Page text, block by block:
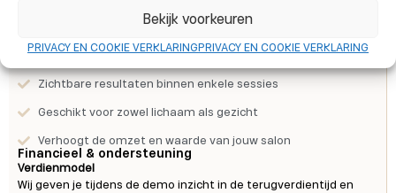
Bekijk voorkeuren
PRIVACY EN COOKIE VERKLARINGPRIVACY EN COOKIE VERKLARING
Waarom kiezen voor MBT Shape & CoolWave?
Geschikt voor meerdere resultaatgerichte behandelingen
Non-invasieve technologie zonder downtime
Zichtbare resultaten binnen enkele sessies
Geschikt voor zowel lichaam als gezicht
Verhoogt de omzet en waarde van jouw salon
Financieel & ondersteuning
Verdienmodel
Wij geven je tijdens de demo inzicht in de terugverdientijd en